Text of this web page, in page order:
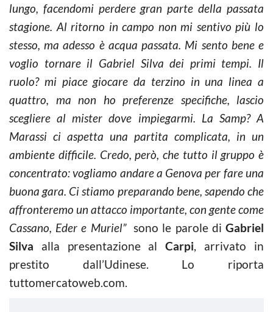
lungo, facendomi perdere gran parte della passata
stagione. Al ritorno in campo non mi sentivo più lo
stesso, ma adesso è acqua passata. Mi sento bene e
voglio tornare il Gabriel Silva dei primi tempi. Il
ruolo? mi piace giocare da terzino in una linea a
quattro, ma non ho preferenze specifiche, lascio
scegliere al mister dove impiegarmi. La Samp? A
Marassi ci aspetta una partita complicata, in un
ambiente difficile. Credo, però, che tutto il gruppo è
concentrato: vogliamo andare a Genova per fare una
buona gara. Ci stiamo preparando bene, sapendo che
affronteremo un attacco importante, con gente come
Cassano, Eder e Muriel”sono le parole diGabriel
Silva alla presentazione alCarpi, arrivato in
prestito dall’Udinese. Lo riporta
tuttomercatoweb.com.